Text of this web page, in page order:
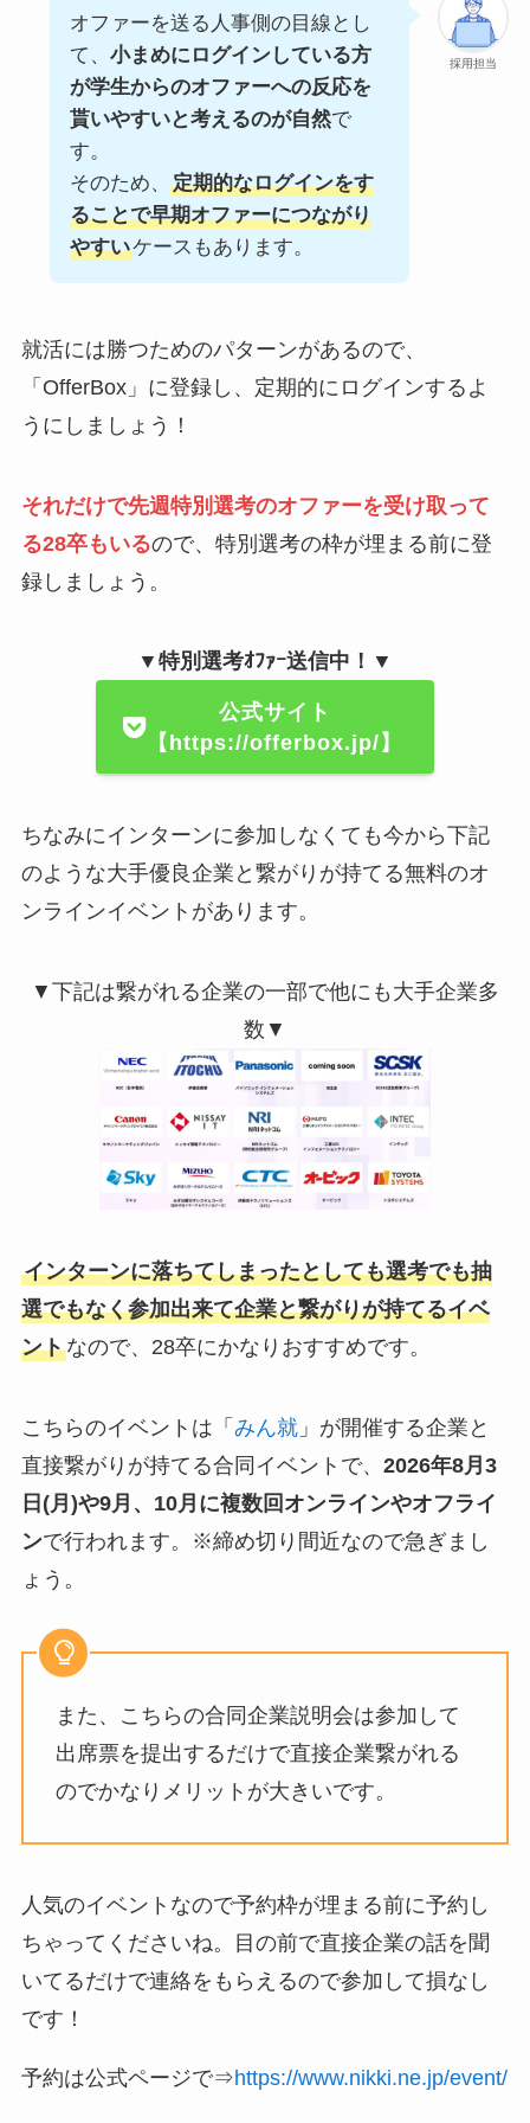
採用担当
オファーを送る人事側の目線とし
て、 小まめにログインしている方
が学生からのオファーへの反応を
貰いやすいと考えるのが自然で
す。
そのため、
定期的なログインをす
ることで早期オファーにつながり
やすいケースもあります。
就活には勝つためのパターンがあるので、
「OfferBox」に登録し、定期的にログインするよ
うにしましょう！
それだけで先週特別選考のオファーを受け取って
る28卒もいるので、特別選考の枠が埋まる前に登
録しましょう。
▼特別選考ｵﾌｧｰ送信中！▼
公式サイト
【https://offerbox.jp/】
ちなみにインターンに参加しなくても今から下記
のような大手優良企業と繋がりが持てる無料のオ
ンラインイベントがあります。
▼下記は繋がれる企業の一部で他にも大手企業多
数▼
インターンに落ちてしまったとしても選考でも抽
選でもなく参加出来て企業と繋がりが持てるイベ
ントなので、28卒にかなりおすすめです。
こちらのイベントは「 みん就」が開催する企業と
直接繋がりが持てる合同イベントで、 2026年8月3
日(月)や9月、10月 に複数回オンラインやオフライ
ンで行われます。※締め切り間近なので急ぎまし
ょう。
また、こちらの合同企業説明会は参加して
出席票を提出するだけで直接企業繋がれる
のでかなりメリットが大きいです。
人気のイベントなので予約枠が埋まる前に予約し
ちゃってくださいね。目の前で直接企業の話を聞
いてるだけで連絡をもらえるので参加して損なし
です！
予約は公式ページで⇒https://www.nikki.ne.jp/event/